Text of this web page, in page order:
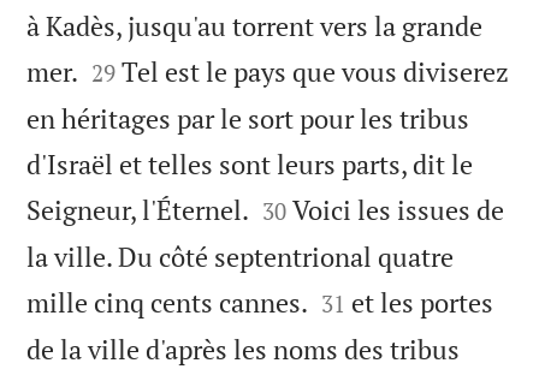
à Kadès, jusqu'au torrent vers la grande
mer. 

29 Tel est le pays que vous diviserez
en héritages par le sort pour les tribus
d'Israël et telles sont leurs parts, dit le
Seigneur, l'Éternel. 

30 Voici les issues de
la ville. Du côté septentrional quatre
mille cinq cents cannes. 

31 et les portes
de la ville d'après les noms des tribus